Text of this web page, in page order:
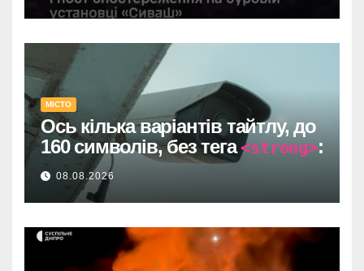
МІСТО
Ось кілька варіантів тайтлу, до
160 символів, без тега<strong>:
Один прямий договір на 735
тисяч у Дніпрі: супровід
провалу торгів.
08.08.2026